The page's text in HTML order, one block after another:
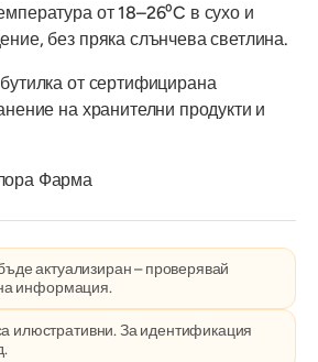
от 18–26⁰C в сухо и
без пряка слънчева светлина.
от сертифицирана
на хранителни продукти и
Фарма
актуализиран – проверявай
информация.
илюстративни. За идентификация